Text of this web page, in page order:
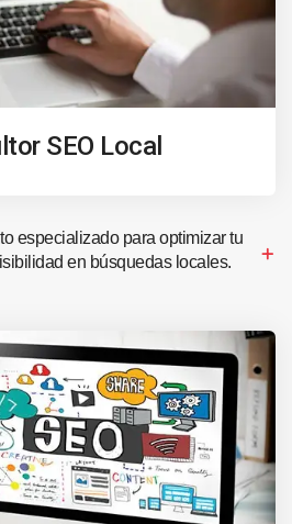
SEO Local
especializado para optimizar tu
en búsquedas locales.